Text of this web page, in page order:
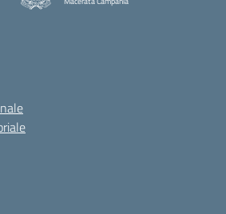
— Visita la pagina iniziale della scuola